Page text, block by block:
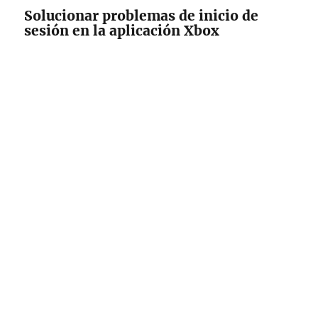
Solucionar problemas de inicio de
sesión en la aplicación Xbox